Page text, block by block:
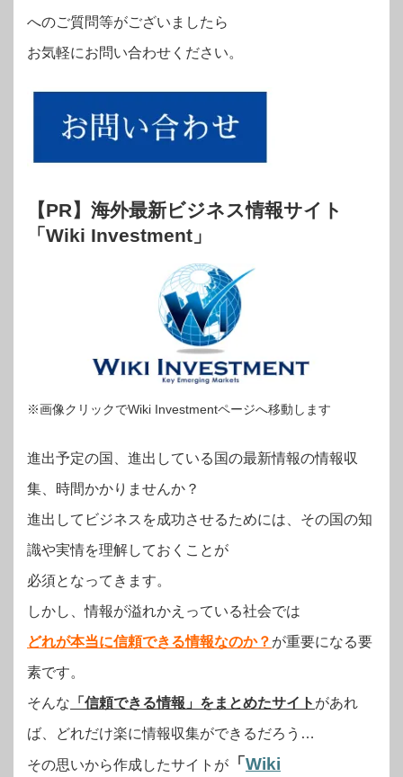
へのご質問等がございましたら
お気軽にお問い合わせください。
【PR】海外最新ビジネス情報サイト
「Wiki Investment」
※画像クリックでWiki Investmentページへ移動します
進出予定の国、進出している国の最新情報の情報収
集、時間かかりませんか？
進出してビジネスを成功させるためには、その国の知
識や実情を理解しておくことが
必須となってきます。
しかし、情報が溢れかえっている社会では
どれが本当に信頼できる情報なのか？ が重要になる要
素です。
そんな 「信頼できる情報」をまとめたサイト があれ
ば、どれだけ楽に情報収集ができるだろう…
その思いから作成したサイトが 「 Wiki